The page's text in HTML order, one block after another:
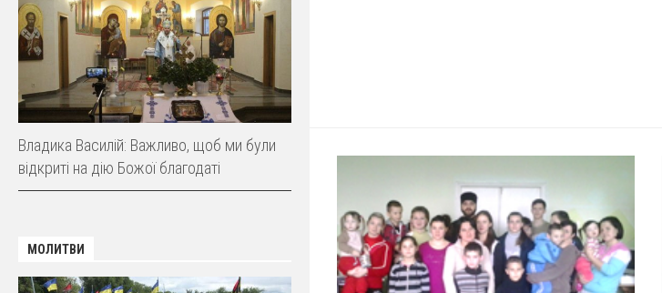
Владика Василій: Важливо, щоб ми були
відкриті на дію Божої благодаті
МОЛИТВИ